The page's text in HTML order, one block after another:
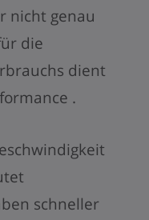
nicht genau
die
dient
.
schneller